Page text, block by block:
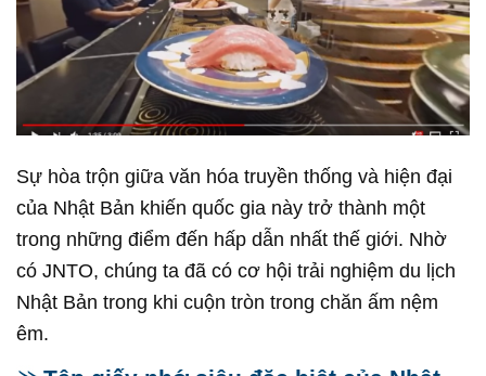
Sự hòa trộn giữa văn hóa truyền thống và hiện đại
của Nhật Bản khiến quốc gia này trở thành một
trong những điểm đến hấp dẫn nhất thế giới. Nhờ
có JNTO, chúng ta đã có cơ hội trải nghiệm du lịch
Nhật Bản trong khi cuộn tròn trong chăn ấm nệm
êm.